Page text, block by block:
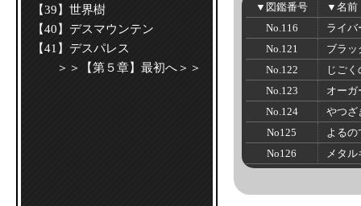
【39】世界樹
【40】デスマウンテン
【41】デスパレス
＞＞【第５章】最初へ＞＞
▼図鑑番号
▼名前
No.116
ライバ
No.121
ブラッ
No.122
じご
No.123
オーガ
No.124
やつざ
No125
よるの
No126
メタル